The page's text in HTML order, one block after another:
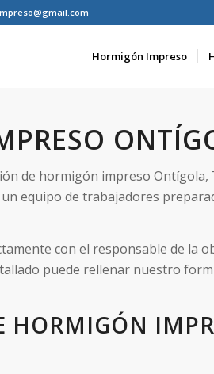
Hormigón Impreso
de hormigón impreso
equipo de trabajadores
con el responsable de la
puede rellenar nuestro
HORMIGÓN